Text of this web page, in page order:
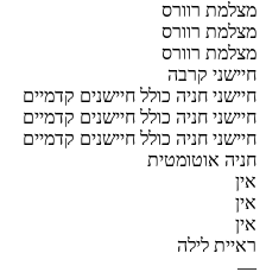
מצלמת רוורס
מצלמת רוורס
מצלמת רוורס
חיישני קרבה
חיישני חניה כולל חיישנים קדמיים
חיישני חניה כולל חיישנים קדמיים
חיישני חניה כולל חיישנים קדמיים
חניה אוטומטית
אין
אין
אין
ראיית לילה
—